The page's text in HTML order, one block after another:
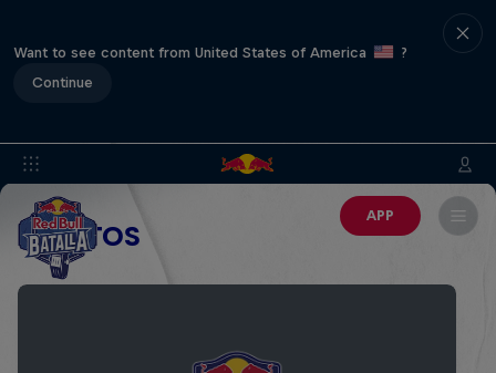
Want to see content from United States of America
?
Continue
APP
EVENTOS